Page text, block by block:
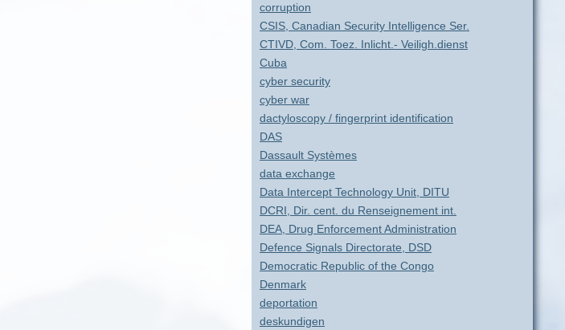
corruption
CSIS, Canadian Security Intelligence Ser.
CTIVD, Com. Toez. Inlicht.- Veiligh.dienst
Cuba
cyber security
cyber war
dactyloscopy / fingerprint identification
DAS
Dassault Systèmes
data exchange
Data Intercept Technology Unit, DITU
DCRI, Dir. cent. du Renseignement int.
DEA, Drug Enforcement Administration
Defence Signals Directorate, DSD
Democratic Republic of the Congo
Denmark
deportation
deskundigen